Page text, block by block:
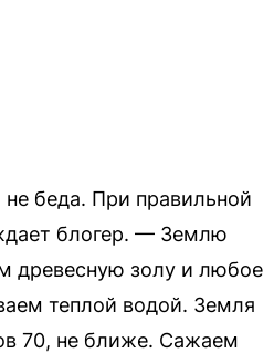
беда. При правильной
блогер. — Землю
древесную золу и любое
теплой водой. Земля
70, не ближе. Сажаем